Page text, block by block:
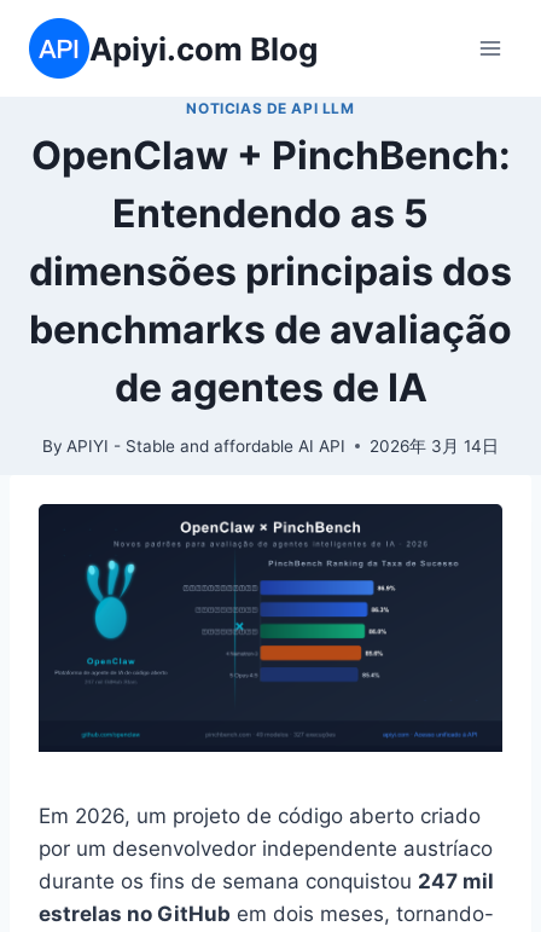
content
Apiyi.com Blog
NOTICIAS DE API LLM
OpenClaw + PinchBench:
Entendendo as 5
dimensões principais dos
benchmarks de avaliação
de agentes de IA
By APIYI - Stable and affordable AI API 2026年 3月 14日
Em 2026, um projeto de código aberto criado
por um desenvolvedor independente austríaco
durante os fins de semana conquistou 247 mil
estrelas no GitHub em dois meses, tornando-